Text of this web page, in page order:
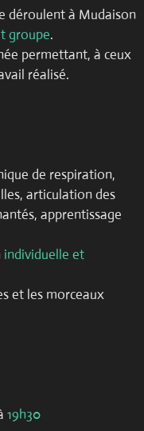
déroulent à Mudaison
groupe.
permettant, à ceux
réalisé.
de respiration,
articulation des
apprentissage
individuelle et
et les morceaux
19h30